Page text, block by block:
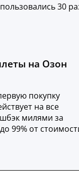
30
на Озон
покупку
на все
милями за
99% от